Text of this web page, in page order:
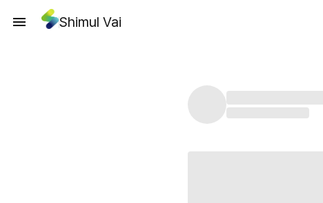
Shimul Vai